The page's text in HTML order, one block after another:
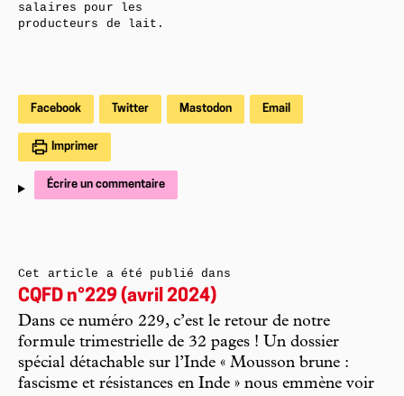
salaires pour les
producteurs de lait.
Facebook Twitter Mastodon Email
Imprimer
Écrire un commentaire
Cet article a été publié dans
CQFD n°229 (avril 2024)
Dans ce numéro 229, c’est le retour de notre
formule trimestrielle de 32 pages ! Un dossier
spécial détachable sur l’Inde « Mousson brune :
fascisme et résistances en Inde » nous emmène voir